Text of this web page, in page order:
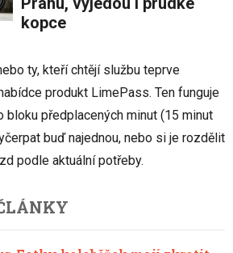
kopce
ty, kteří chtějí službu teprve
produkt LimePass. Ten funguje
bloku předplacených minut (15 minut
buď najednou, nebo si je rozdělit
podle aktuální potřeby.